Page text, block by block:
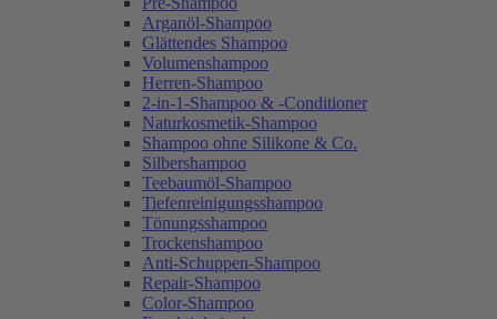
Arganöl-Shampoo
Glättendes Shampoo
Volumenshampoo
Herren-Shampoo
2-in-1-Shampoo & -Conditioner
Naturkosmetik-Shampoo
Shampoo ohne Silikone & Co.
Silbershampoo
Teebaumöl-Shampoo
Tiefenreinigungsshampoo
Tönungsshampoo
Trockenshampoo
Anti-Schuppen-Shampoo
Repair-Shampoo
Color-Shampoo